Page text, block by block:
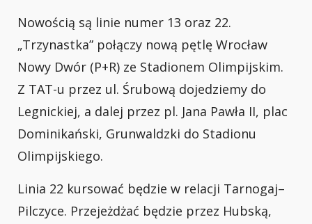
Nowością są linie numer 13 oraz 22.
„Trzynastka” połączy nową pętlę Wrocław
Nowy Dwór (P+R) ze Stadionem Olimpijskim.
Z TAT-u przez ul. Śrubową dojedziemy do
Legnickiej, a dalej przez pl. Jana Pawła II, plac
Dominikański, Grunwaldzki do Stadionu
Olimpijskiego.
Linia 22 kursować będzie w relacji Tarnogaj–
Pilczyce. Przejeżdżać będzie przez Hubską,